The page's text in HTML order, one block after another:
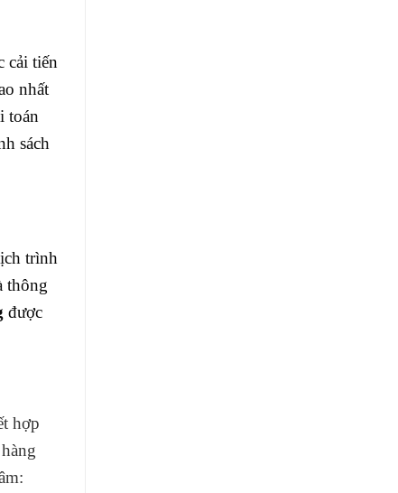
cải tiến
nhất
toán
sách
trình
thông
được
hợp